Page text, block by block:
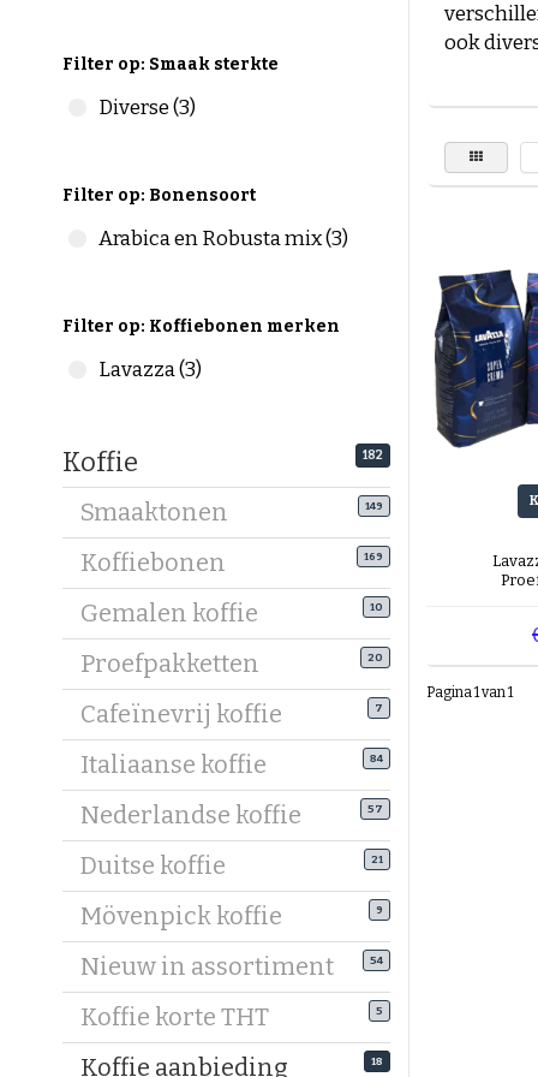
Filter op: Smaak sterkte
Diverse (3)
Filter op: Bonensoort
Arabica en Robusta mix (3)
Filter op: Koffiebonen merken
Lavazza (3)
Koffie 182
Smaaktonen 149
Koffiebonen 169
Gemalen koffie 10
Proefpakketten 20
Cafeïnevrij koffie 7
Italiaanse koffie 84
Nederlandse koffie 57
Duitse koffie 21
Mövenpick koffie 9
Nieuw in assortiment 54
Koffie korte THT 5
Koffie aanbieding 18
ook
Hoe meer
de
ervoor
procent.
Vind
op onze
nog
Wij
Wanneer
Pagina 1 van 1